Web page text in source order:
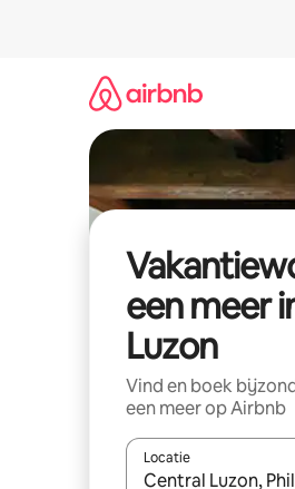
een meer
Luzon
Vind en boek
een meer op Airbnb
Locatie
Wanneer er